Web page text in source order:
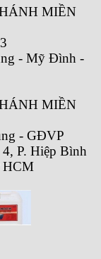
MIỀN
- Mỹ Đình -
MIỀN
- GĐVP
P. Hiệp Bình
HCM